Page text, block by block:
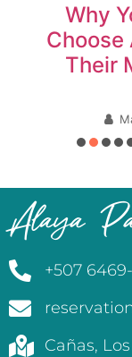
Why
Choose
Their
Alaya
+507 6469-
Cañas,